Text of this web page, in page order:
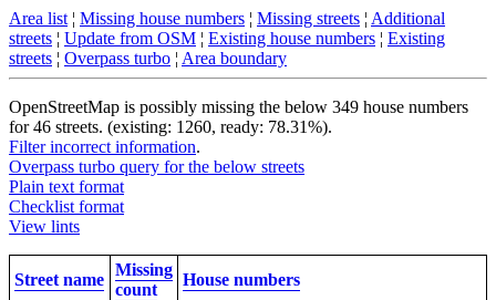
Area list ¦ Missing house numbers ¦ Missing streets ¦ Additional
streets ¦ Update from OSM ¦ Existing house numbers ¦ Existing
streets ¦ Overpass turbo ¦ Area boundary
OpenStreetMap is possibly missing the below 349 house numbers
for 46 streets. (existing: 1260, ready: 78.31%).
Filter incorrect information.
Overpass turbo query for the below streets
Plain text format
Checklist format
View lints
Street name
Missing
count
House numbers